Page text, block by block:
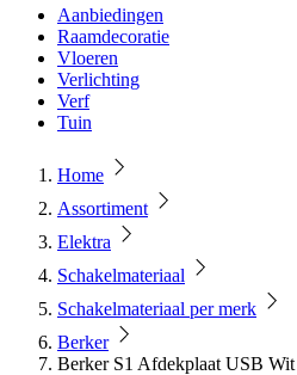
Aanbiedingen
Raamdecoratie
Vloeren
Verlichting
Verf
Tuin
Home
Assortiment
Elektra
Schakelmateriaal
Schakelmateriaal per merk
Berker
Berker S1 Afdekplaat USB Wit